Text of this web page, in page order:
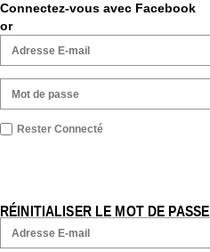
Connectez-vous avec Facebook
or
Rester Connecté
RÉINITIALISER LE MOT DE PASSE